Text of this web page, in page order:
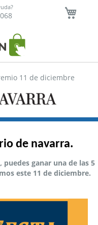
11 de diciembre
de navarra.
ganar una de las 5
este 11 de diciembre.